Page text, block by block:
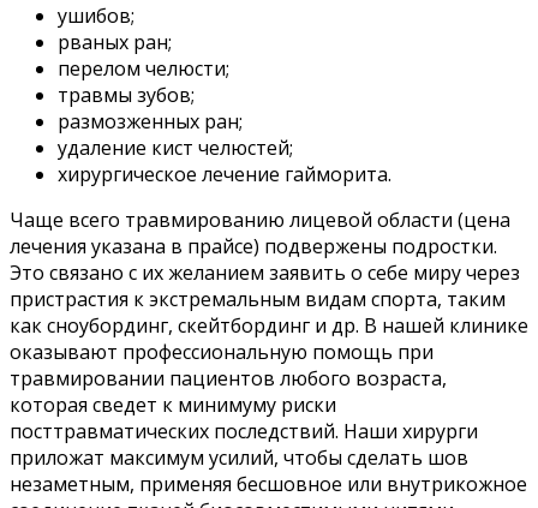
ушибов;
рваных ран;
перелом челюсти;
травмы зубов;
размозженных ран;
удаление кист челюстей;
хирургическое лечение гайморита.
Чаще всего травмированию лицевой области (цена
лечения указана в прайсе) подвержены подростки.
Это связано с их желанием заявить о себе миру через
пристрастия к экстремальным видам спорта, таким
как сноубординг, скейтбординг и др. В нашей клинике
оказывают профессиональную помощь при
травмировании пациентов любого возраста,
которая сведет к минимуму риски
посттравматических последствий. Наши хирурги
приложат максимум усилий, чтобы сделать шов
незаметным, применяя бесшовное или внутрикожное